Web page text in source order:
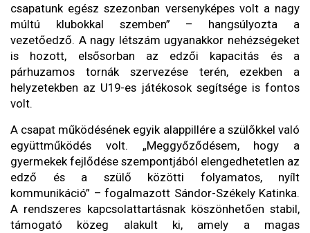
csapatunk egész szezonban versenyképes volt a nagy
múltú klubokkal szemben” – hangsúlyozta a
vezetőedző. A nagy létszám ugyanakkor nehézségeket
is hozott, elsősorban az edzői kapacitás és a
párhuzamos tornák szervezése terén, ezekben a
helyzetekben az U19-es játékosok segítsége is fontos
volt.
A csapat működésének egyik alappillére a szülőkkel való
együttműködés volt. „Meggyőződésem, hogy a
gyermekek fejlődése szempontjából elengedhetetlen az
edző és a szülő közötti folyamatos, nyílt
kommunikáció” – fogalmazott Sándor-Székely Katinka.
A rendszeres kapcsolattartásnak köszönhetően stabil,
támogató közeg alakult ki, amely a magas